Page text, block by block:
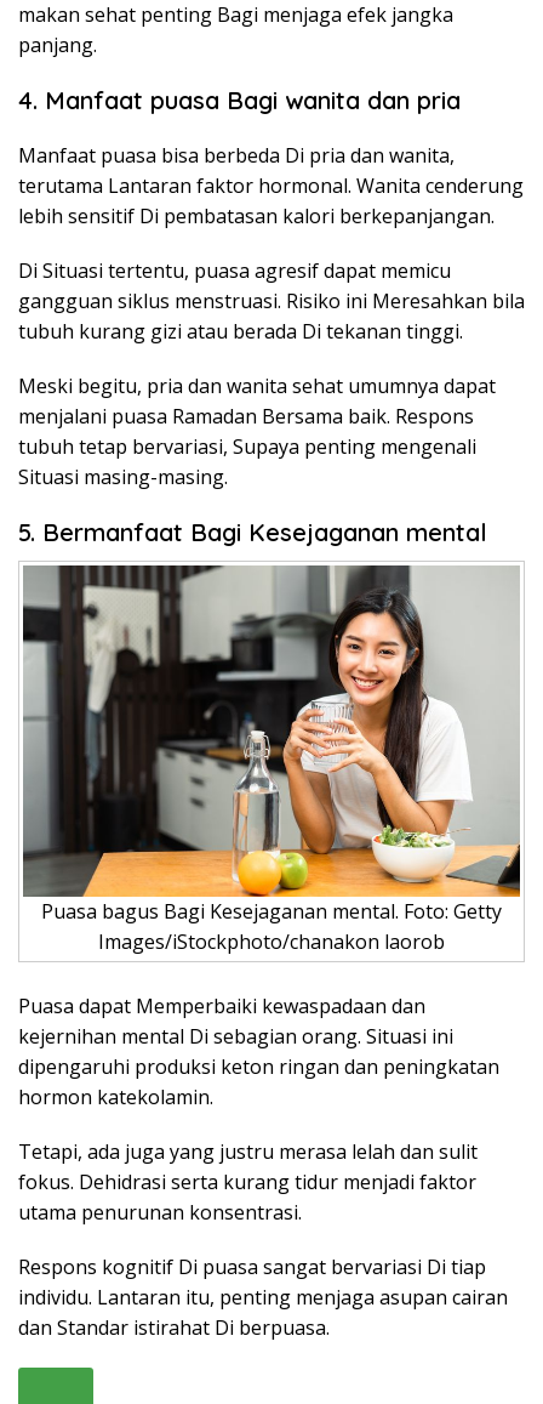
makan sehat penting Bagi menjaga efek jangka
panjang.
4. Manfaat puasa Bagi wanita dan pria
Manfaat puasa bisa berbeda Di pria dan wanita,
terutama Lantaran faktor hormonal. Wanita cenderung
lebih sensitif Di pembatasan kalori berkepanjangan.
Di Situasi tertentu, puasa agresif dapat memicu
gangguan siklus menstruasi. Risiko ini Meresahkan bila
tubuh kurang gizi atau berada Di tekanan tinggi.
Meski begitu, pria dan wanita sehat umumnya dapat
menjalani puasa Ramadan Bersama baik. Respons
tubuh tetap bervariasi, Supaya penting mengenali
Situasi masing-masing.
5. Bermanfaat Bagi Kesejaganan mental
Puasa bagus Bagi Kesejaganan mental. Foto: Getty
Images/iStockphoto/chanakon laorob
Puasa dapat Memperbaiki kewaspadaan dan
kejernihan mental Di sebagian orang. Situasi ini
dipengaruhi produksi keton ringan dan peningkatan
hormon katekolamin.
Tetapi, ada juga yang justru merasa lelah dan sulit
fokus. Dehidrasi serta kurang tidur menjadi faktor
utama penurunan konsentrasi.
Respons kognitif Di puasa sangat bervariasi Di tiap
individu. Lantaran itu, penting menjaga asupan cairan
dan Standar istirahat Di berpuasa.